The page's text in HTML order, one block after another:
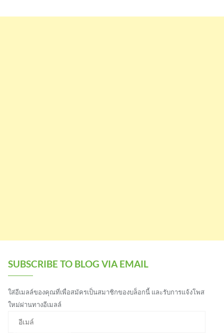
SUBSCRIBE TO BLOG VIA EMAIL
ใส่อีเมลล์ของคุณที่เพื่อสมัครเป็นสมาชิกของบล็อกนี้ และรับการแจ้งโพส
ใหม่ผ่านทางอีเมลล์
อีเมล์